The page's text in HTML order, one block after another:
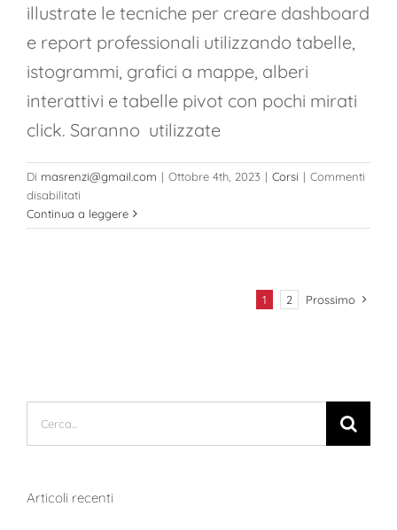
illustrate le tecniche per creare dashboard
e report professionali utilizzando tabelle,
istogrammi, grafici a mappe, alberi
interattivi e tabelle pivot con pochi mirati
click. Saranno utilizzate
Di masrenzi@gmail.com | Ottobre 4th, 2023 | Corsi | Commenti
disabilitati
Corso
di
Continua a leggere
1 2 Prossimo
Cerca
per:
Articoli recenti